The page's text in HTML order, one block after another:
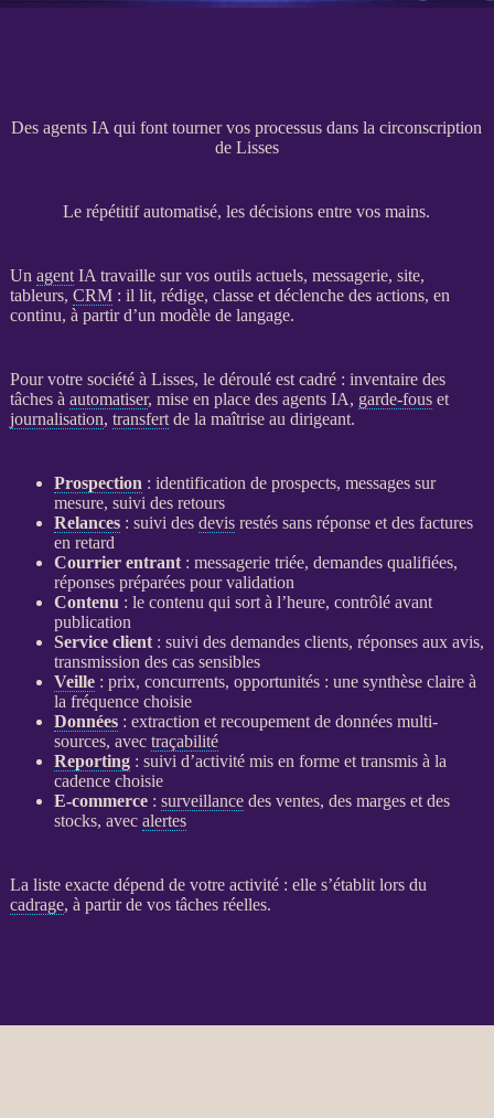
Des agents IA qui font tourner vos processus dans la circonscription
de Lisses
Le répétitif automatisé, les décisions entre vos mains.
Un agent IA travaille sur vos outils actuels, messagerie, site,
tableurs, CRM: il lit, rédige, classe et déclenche des actions, en
continu, à partir d’un modèle de langage.
Pour votre société à Lisses, le déroulé est cadré : inventaire des
tâches à automatiser, mise en place des agents IA, garde-fouset
journalisation, transfertde la maîtrise au dirigeant.
Prospection : identification de prospects, messages sur
mesure, suivi des retours
Relances: suivi des devisrestés sans réponse et des factures
en retard
Courrier entrant: messagerie triée, demandes qualifiées,
réponses préparées pour validation
Contenu : le contenu qui sort à l’heure, contrôlé avant
publication
Service client: suivi des demandes clients, réponses aux avis,
transmission des cas sensibles
Veille: prix, concurrents, opportunités : une synthèse claire à
la fréquence choisie
Données: extraction et recoupement de donnéesmulti-
sources, avec traçabilité
Reporting: suivi d’activité mis en forme et transmis à la
cadence choisie
E-commerce: surveillancedes ventes, des marges et des
stocks, avec alertes
La liste exacte dépend de votre activité : elle s’établit lors du
cadrage, à partir de vos tâches réelles.